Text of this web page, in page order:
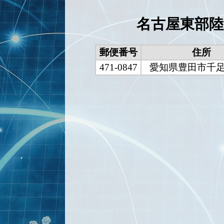
名古屋東部
郵便番号
住所
471-0847
愛知県豊田市千